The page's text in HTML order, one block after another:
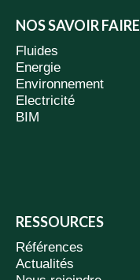
NOS SAVOIR FAIRE
Fluides
Energie
Environnement
Electricité
BIM
RESSOURCES
Références
Actualités